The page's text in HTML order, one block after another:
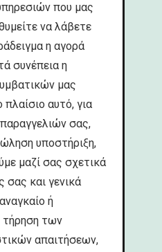
που μας
να λάβετε
η αγορά
συνέπεια η
μας
αυτό, για
σας,
υποστήριξη,
μαζί σας σχετικά
σας και γενικά
ή
τήρηση των
απαιτήσεων,